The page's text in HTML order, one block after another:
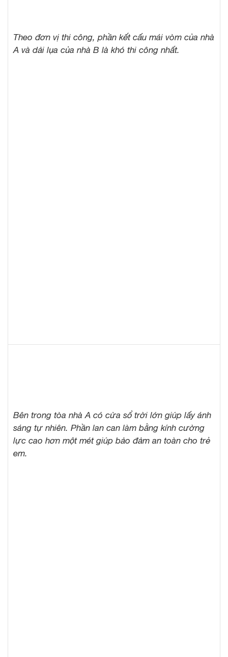
Theo đơn vị thi công, phần kết cấu mái vòm của nhà
A và dải lụa của nhà B là khó thi công nhất.
Bên trong tòa nhà A có cửa sổ trời lớn giúp lấy ánh
sáng tự nhiên. Phần lan can làm bằng kính cường
lực cao hơn một mét giúp bảo đảm an toàn cho trẻ
em.